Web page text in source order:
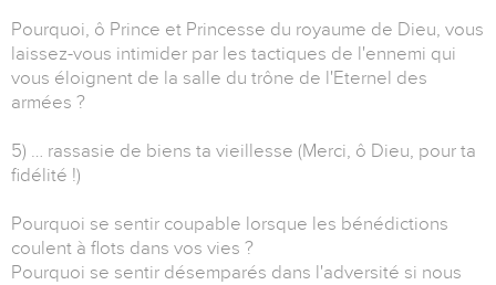
Pourquoi, ô Prince et Princesse du royaume de Dieu, vous
laissez-vous intimider par les tactiques de l'ennemi qui
vous éloignent de la salle du trône de l'Eternel des
armées ?
5) … rassasie de biens ta vieillesse (Merci, ô Dieu, pour ta
fidélité !)
Pourquoi se sentir coupable lorsque les bénédictions
coulent à flots dans vos vies ?
Pourquoi se sentir désemparés dans l'adversité si nous